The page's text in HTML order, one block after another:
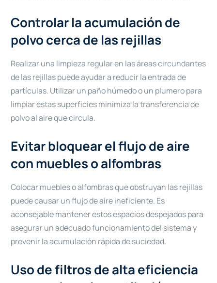
Controlar la acumulación de
polvo cerca de las rejillas
Realizar una limpieza regular en las áreas circundantes
de las rejillas puede ayudar a reducir la entrada de
partículas. Utilizar un paño húmedo o un plumero para
limpiar estas superficies minimiza la transferencia de
polvo al aire que circula.
Evitar bloquear el flujo de aire
con muebles o alfombras
Colocar muebles o alfombras que obstruyan las rejillas
puede causar un flujo de aire ineficiente. Es
aconsejable mantener estos espacios despejados para
asegurar un adecuado funcionamiento del sistema y
prevenir la acumulación rápida de suciedad.
Uso de filtros de alta eficiencia